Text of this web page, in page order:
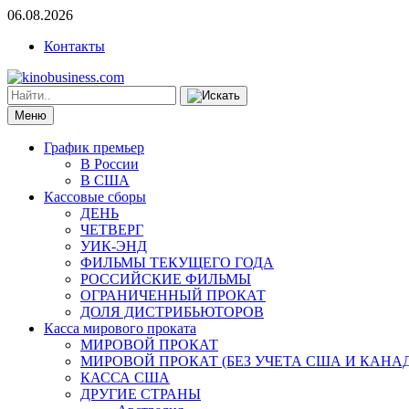
06.08.2026
Контакты
Меню
График премьер
В России
В США
Кассовые сборы
ДЕНЬ
ЧЕТВЕРГ
УИК-ЭНД
ФИЛЬМЫ ТЕКУЩЕГО ГОДА
РОССИЙСКИЕ ФИЛЬМЫ
ОГРАНИЧЕННЫЙ ПРОКАТ
ДОЛЯ ДИСТРИБЬЮТОРОВ
Касса мирового проката
МИРОВОЙ ПРОКАТ
МИРОВОЙ ПРОКАТ (БЕЗ УЧЕТА США И
КАССА США
ДРУГИЕ СТРАНЫ